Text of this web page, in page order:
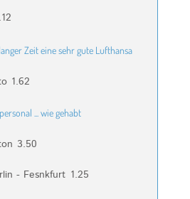
Zeit eine sehr gute Lufthansa
1.62
... wie gehabt
3.50
- Fesnkfurt 1.25